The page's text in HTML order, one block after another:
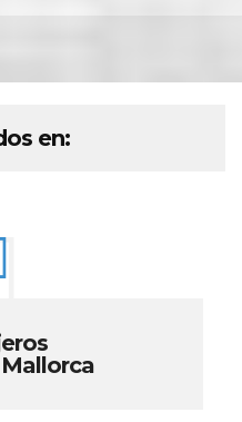
en: